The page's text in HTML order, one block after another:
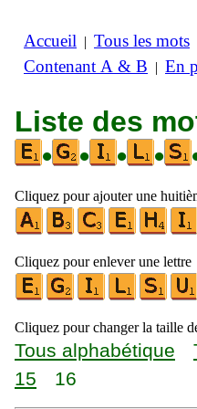
Accueil | Tous les mots
Contenant A & B | En
Liste des
•
• • •
Cliquez pour ajouter une
Cliquez pour enlever une lettre
Cliquez pour changer la taille
Tous alphabétique
15
16